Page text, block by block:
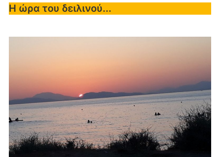
Η ώρα του δειλινού...